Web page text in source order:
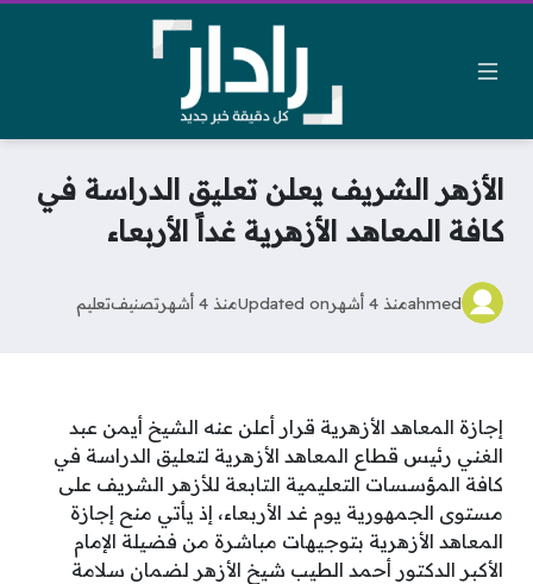
الأزهر الشريف يعلن تعليق الدراسة في
كافة المعاهد الأزهرية غداً الأربعاء
ahmedمنذ 4 أشهر Updated onمنذ 4 أشهر تصنيفتعليم
إجازة المعاهد الأزهرية قرار أعلن عنه الشيخ أيمن عبد
الغني رئيس قطاع المعاهد الأزهرية لتعليق الدراسة في
كافة المؤسسات التعليمية التابعة للأزهر الشريف على
مستوى الجمهورية يوم غد الأربعاء، إذ يأتي منح إجازة
المعاهد الأزهرية بتوجيهات مباشرة من فضيلة الإمام
الأكبر الدكتور أحمد الطيب شيخ الأزهر لضمان سلامة